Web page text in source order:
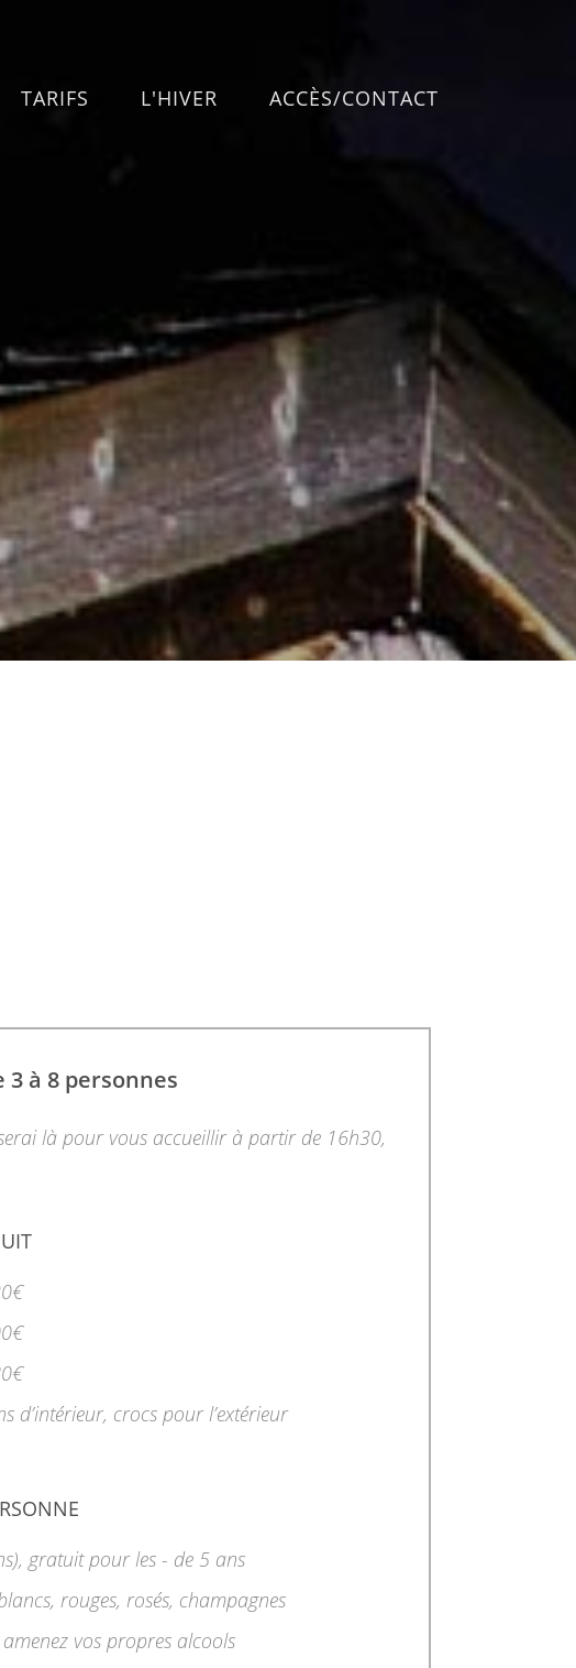
TARIFS L'HIVER ACCÈS/CONTACT
3 à 8 personnes
là pour vous accueillir à partir de 16h30,
d’intérieur, crocs pour l’extérieur
gratuit pour les - de 5 ans
rouges, rosés, champagnes
vos propres alcools